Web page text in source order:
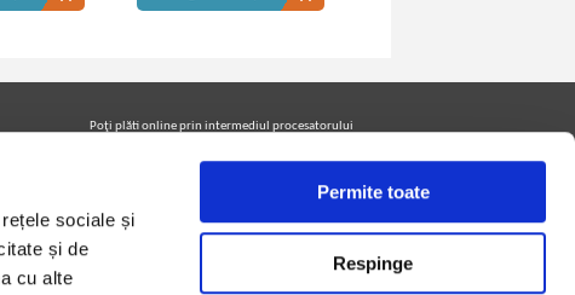
sociale și
și de
cu alte
Permite toate
Respinge
Poţi plăti online prin intermediul procesatorului
Urmăreşte-ne pe facebook pentru a fi la curent cu